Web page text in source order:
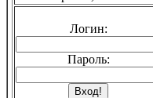
Логин:
Пароль: